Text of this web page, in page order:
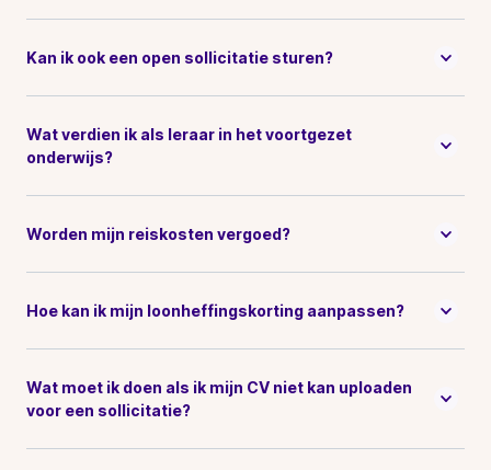
Kan ik ook een open sollicitatie sturen?
Wat verdien ik als leraar in het voortgezet
onderwijs?
Worden mijn reiskosten vergoed?
Hoe kan ik mijn loonheffingskorting aanpassen?
Wat moet ik doen als ik mijn CV niet kan uploaden
voor een sollicitatie?